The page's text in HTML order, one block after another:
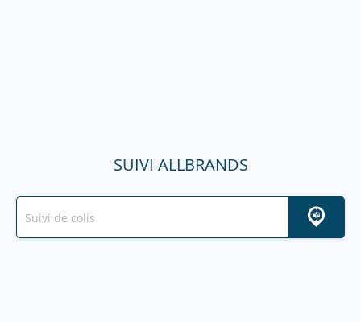
SUIVI ALLBRANDS